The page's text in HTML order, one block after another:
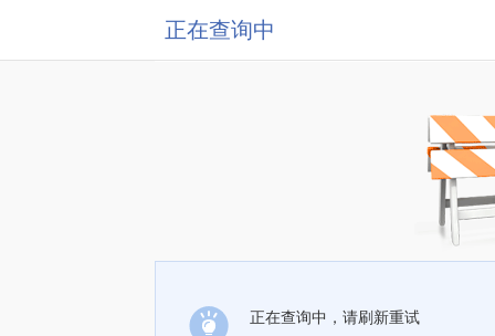
正在查询中
正在查询中，请刷新重试